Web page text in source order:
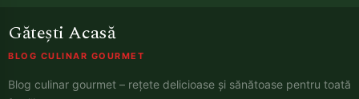
Gătești Acasă
BLOG CULINAR GOURMET
Blog culinar gourmet – rețete delicioase și sănătoase pentru toată